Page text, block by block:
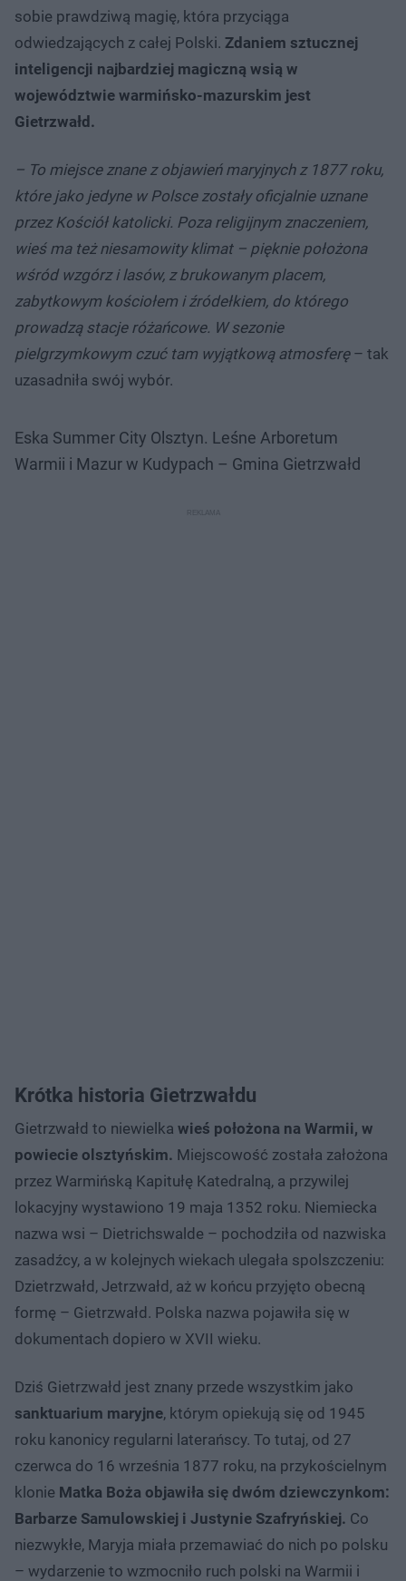
sobie prawdziwą magię, która przyciąga
odwiedzających z całej Polski. Zdaniem sztucznej
inteligencji najbardziej magiczną wsią w
województwie warmińsko-mazurskim jest
Gietrzwałd.
– To miejsce znane z objawień maryjnych z 1877 roku,
które jako jedyne w Polsce zostały oficjalnie uznane
przez Kościół katolicki. Poza religijnym znaczeniem,
wieś ma też niesamowity klimat – pięknie położona
wśród wzgórz i lasów, z brukowanym placem,
zabytkowym kościołem i źródełkiem, do którego
prowadzą stacje różańcowe. W sezonie
pielgrzymkowym czuć tam wyjątkową atmosferę– tak
uzasadniła swój wybór.
Eska Summer City Olsztyn. Leśne Arboretum
Warmii i Mazur w Kudypach – Gmina Gietrzwałd
Krótka historia Gietrzwałdu
Gietrzwałd to niewielka wieś położona na Warmii, w
powiecie olsztyńskim. Miejscowość została założona
przez Warmińską Kapitułę Katedralną, a przywilej
lokacyjny wystawiono 19 maja 1352 roku. Niemiecka
nazwa wsi – Dietrichswalde – pochodziła od nazwiska
zasadźcy, a w kolejnych wiekach ulegała spolszczeniu:
Dzietrzwałd, Jetrzwałd, aż w końcu przyjęto obecną
formę – Gietrzwałd. Polska nazwa pojawiła się w
dokumentach dopiero w XVII wieku.
Dziś Gietrzwałd jest znany przede wszystkim jako
sanktuarium maryjne, którym opiekują się od 1945
roku kanonicy regularni laterańscy. To tutaj, od 27
czerwca do 16 września 1877 roku, na przykościelnym
klonie Matka Boża objawiła się dwóm dziewczynkom:
Barbarze Samulowskiej i Justynie Szafryńskiej. Co
niezwykłe, Maryja miała przemawiać do nich po polsku
– wydarzenie to wzmocniło ruch polski na Warmii i